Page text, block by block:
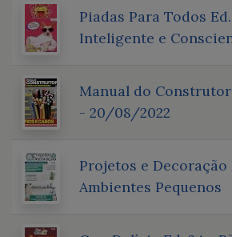
Piadas Para Todos
Inteligente e
Manual do
- 20/08/2022
Projetos e Decoração
Ambientes Pequenos